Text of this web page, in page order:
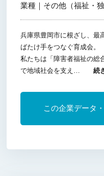
業種｜ その他（福祉・
兵庫県豊岡市に根ざし、最
ばたけ手をつなぐ育成会。
私たちは「障害者福祉の総
で地域社会を支え…続
この企業データ